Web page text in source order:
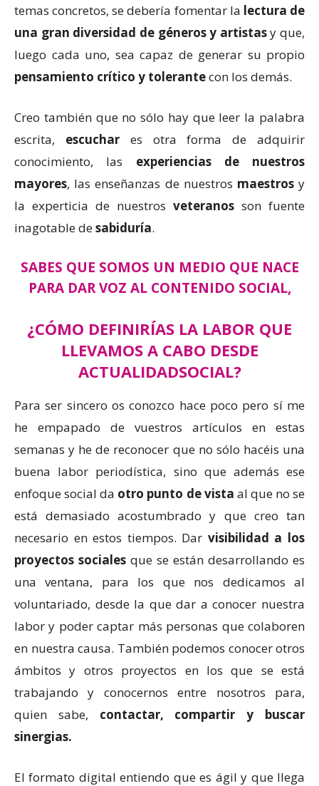
temas concretos, se debería fomentar la lectura de
una gran diversidad de géneros y artistasy que,
luego cada uno, sea capaz de generar su propio
pensamiento crítico y tolerantecon los demás.
Creo también que no sólo hay que leer la palabra
escrita, escuchares otra forma de adquirir
conocimiento, las experiencias de nuestros
mayores, las enseñanzas de nuestros maestrosy
la experticia de nuestros veteranos son fuente
inagotable desabiduría.
SABES QUE SOMOS UN MEDIO QUE NACE
PARA DAR VOZ AL CONTENIDO SOCIAL,
¿CÓMO DEFINIRÍAS LA LABOR QUE
LLEVAMOS A CABO DESDE
ACTUALIDADSOCIAL?
Para ser sincero os conozco hace poco pero sí me
he empapado de vuestros artículos en estas
semanas y he de reconocer que no sólo hacéis una
buena labor periodística, sino que además ese
enfoque social da otro punto de vista al que no se
está demasiado acostumbrado y que creo tan
necesario en estos tiempos. Dar visibilidad a los
proyectos sociales que se están desarrollando es
una ventana, para los que nos dedicamos al
voluntariado, desde la que dar a conocer nuestra
labor y poder captar más personas que colaboren
en nuestra causa. También podemos conocer otros
ámbitos y otros proyectos en los que se está
trabajando y conocernos entre nosotros para,
quien sabe, contactar, compartir y buscar
sinergias.
El formato digital entiendo que es ágil y que llega